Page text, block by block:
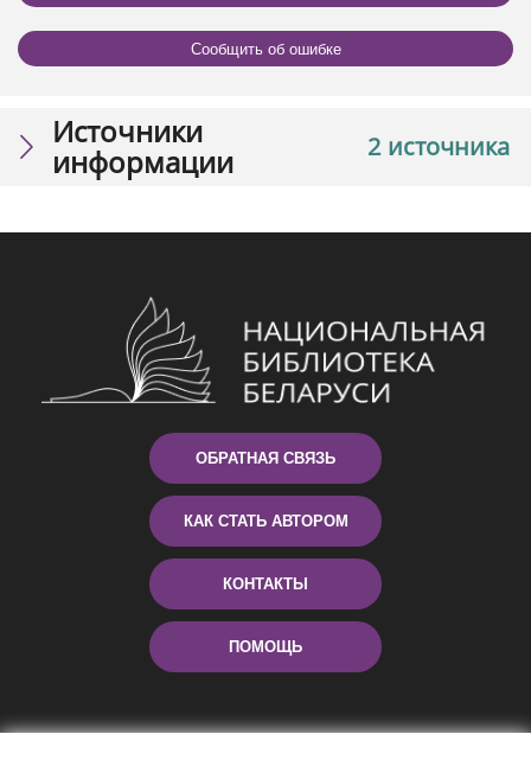
Сообщить об ошибке
2 источника
Источники
информации
ОБРАТНАЯ СВЯЗЬ
КАК СТАТЬ АВТОРОМ
КОНТАКТЫ
ПОМОЩЬ